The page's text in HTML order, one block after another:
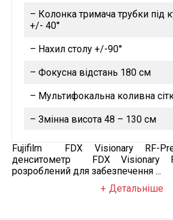
– Колонка тримача трубки під
+/- 40°
– Нахил столу +/-90°
– Фокусна відстань 180 см
– Мультифокальна коливна
– Змінна висота 48 – 130 см
– Настільна панель 240см х 85см
– Сенсорний коліматор
– Рішення для оптимізації дози
Fujifilm FDX Visionary RF-
денситометр FDX Visionary
розроблений для забезпечення ...
Детальніше